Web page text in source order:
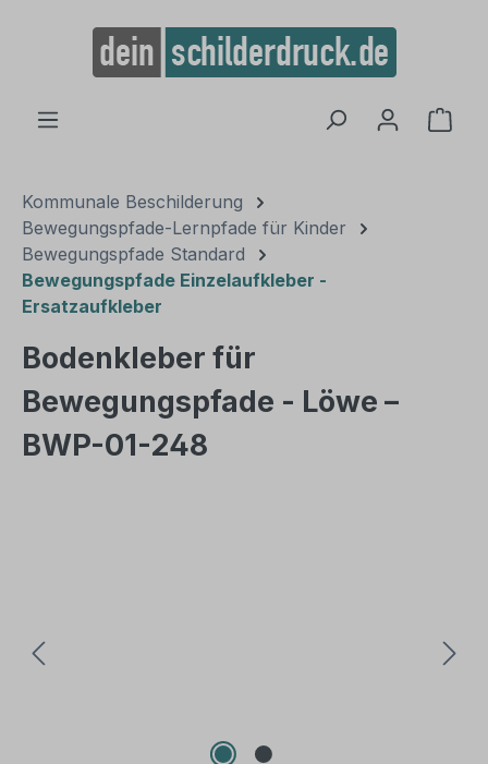
springen
Kommunale Beschilderung
Bewegungspfade-Lernpfade für Kinder
Bewegungspfade Standard
Bewegungspfade Einzelaufkleber -
Ersatzaufkleber
Bodenkleber für
Bewegungspfade - Löwe –
BWP-01-248